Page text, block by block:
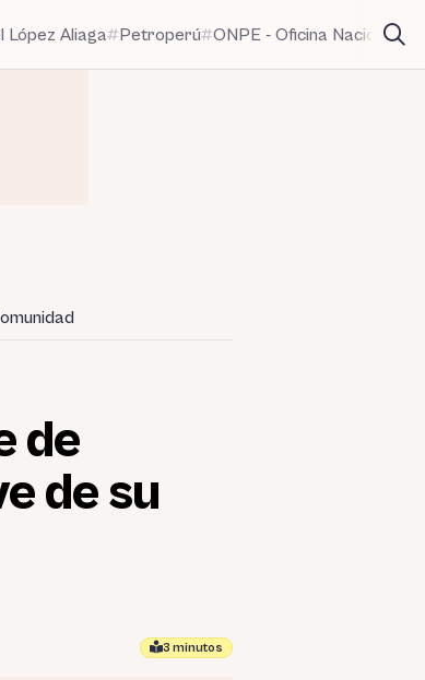
López Aliaga Petroperú ONPE - Oficina Nacional
de
de su
3 minutos